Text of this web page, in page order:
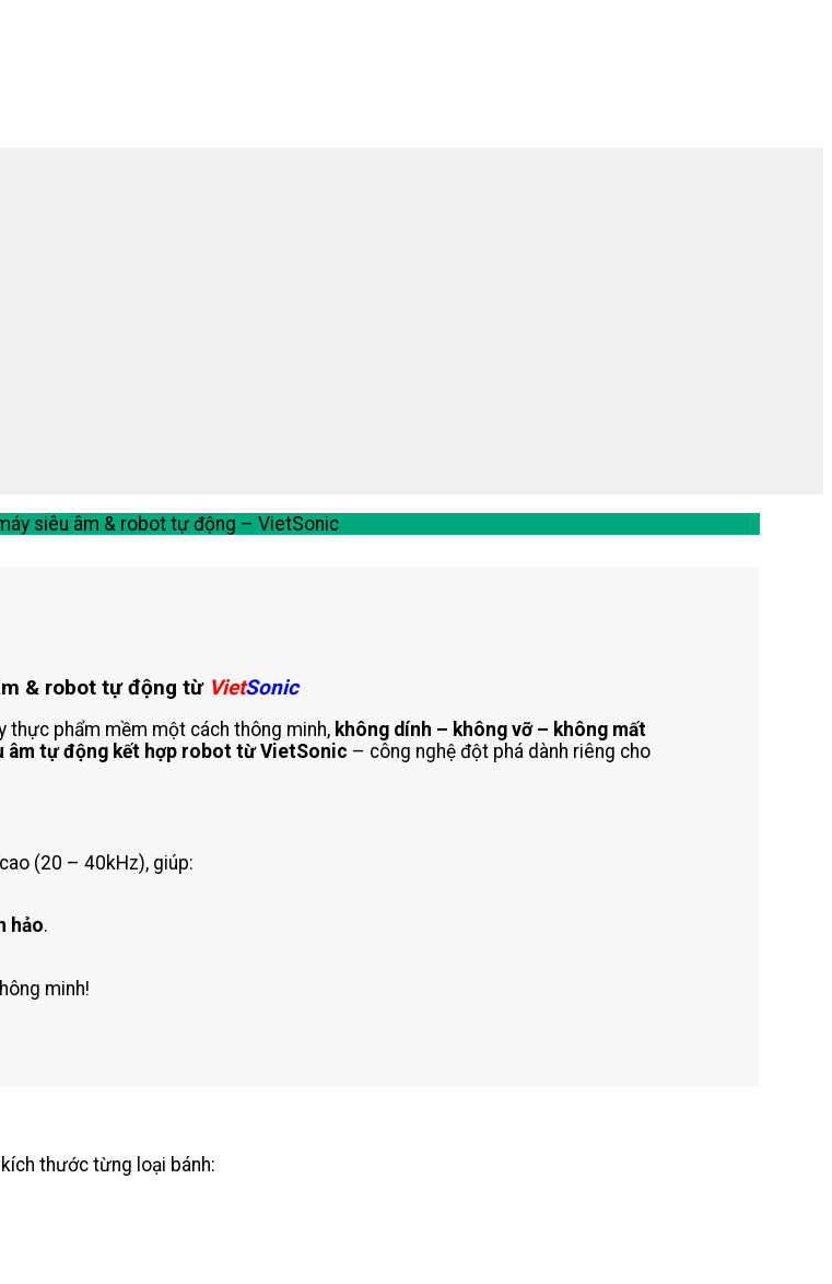
siêu âm & robot tự động – VietSonic
& robot tự động từ VietSonic
thực phẩm mềm một cách thông minh, không dính – không vỡ – không mất
âm tự động kết hợp robot từ VietSonic – công nghệ đột phá dành riêng cho
(20 – 40kHz), giúp:
hảo.
minh!
thước từng loại bánh: